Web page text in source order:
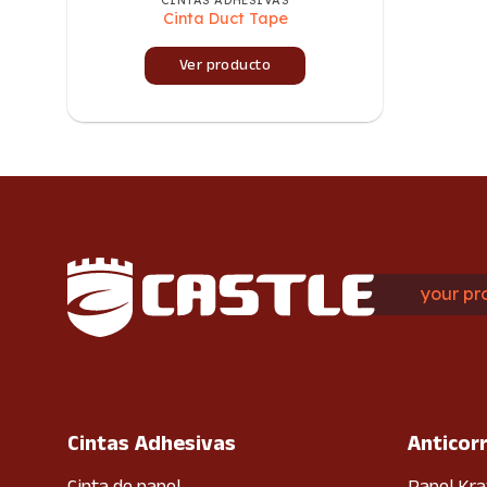
Cinta Duct Tape
Ver producto
your
Cintas Adhesivas